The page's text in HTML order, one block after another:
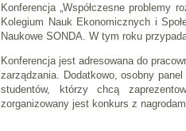
Konferencja „Współczesne problemy
Kolegium Nauk Ekonomicznych i
Naukowe SONDA. W tym roku
Konferencja jest adresowana do
zarządzania. Dodatkowo, osobny
studentów, którzy chcą
zorganizowany jest konkurs z